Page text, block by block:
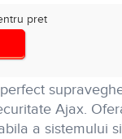
pret
Ajax.
a sistemului